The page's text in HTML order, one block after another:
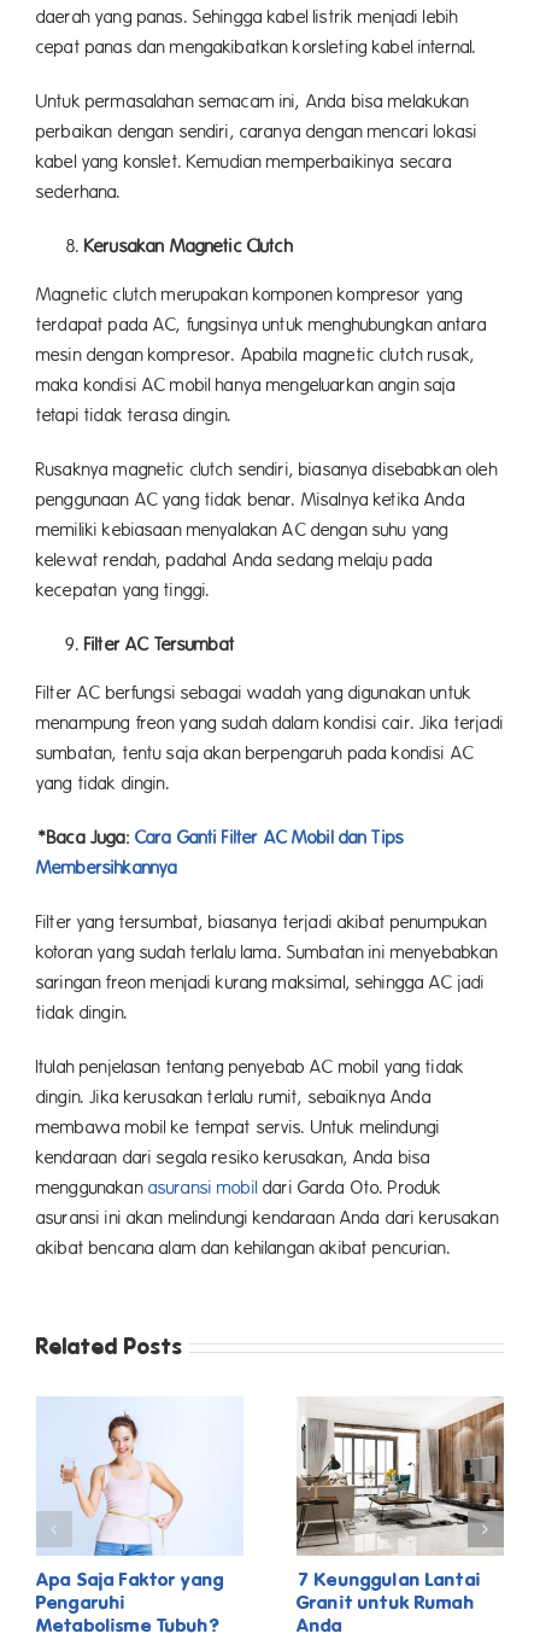
daerah yang panas. Sehingga kabel listrik menjadi lebih
cepat panas dan mengakibatkan korsleting kabel internal.
Untuk permasalahan semacam ini, Anda bisa melakukan
perbaikan dengan sendiri, caranya dengan mencari lokasi
kabel yang konslet. Kemudian memperbaikinya secara
sederhana.
Kerusakan Magnetic Clutch
Magnetic clutch merupakan komponen kompresor yang
terdapat pada AC, fungsinya untuk menghubungkan antara
mesin dengan kompresor. Apabila magnetic clutch rusak,
maka kondisi AC mobil hanya mengeluarkan angin saja
tetapi tidak terasa dingin.
Rusaknya magnetic clutch sendiri, biasanya disebabkan oleh
penggunaan AC yang tidak benar. Misalnya ketika Anda
memiliki kebiasaan menyalakan AC dengan suhu yang
kelewat rendah, padahal Anda sedang melaju pada
kecepatan yang tinggi.
Filter AC Tersumbat
Filter AC berfungsi sebagai wadah yang digunakan untuk
menampung freon yang sudah dalam kondisi cair. Jika terjadi
sumbatan, tentu saja akan berpengaruh pada kondisi AC
yang tidak dingin.
*Baca Juga: Cara Ganti Filter AC Mobil dan Tips
Membersihkannya
Filter yang tersumbat, biasanya terjadi akibat penumpukan
kotoran yang sudah terlalu lama. Sumbatan ini menyebabkan
saringan freon menjadi kurang maksimal, sehingga AC jadi
tidak dingin.
Itulah penjelasan tentang penyebab AC mobil yang tidak
dingin. Jika kerusakan terlalu rumit, sebaiknya Anda
membawa mobil ke tempat servis. Untuk melindungi
kendaraan dari segala resiko kerusakan, Anda bisa
menggunakan asuransi mobil dari Garda Oto. Produk
asuransi ini akan melindungi kendaraan Anda dari kerusakan
akibat bencana alam dan kehilangan akibat pencurian.
Related Posts
Apa Saja Faktor yang
Pengaruhi
Metabolisme Tubuh?
7 Keunggulan Lantai
Granit untuk Rumah
Anda